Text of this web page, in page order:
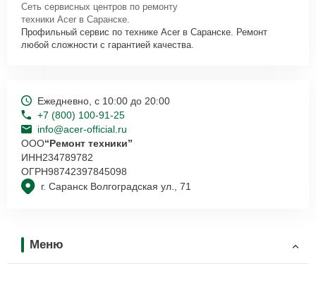
Сеть сервисных центров по ремонту
техники Acer в Саранске.
Профильный сервис по технике Acer в Саранске. Ремонт
любой сложности с гарантией качества.
г. Саранск Волгоградская ул., 71
Ежедневно, с 10:00 до 20:00
+7 (800) 100-91-25
info@acer-official.ru
ООО“Ремонт техники”
ИНН234789782
ОГРН98742397845098
Меню